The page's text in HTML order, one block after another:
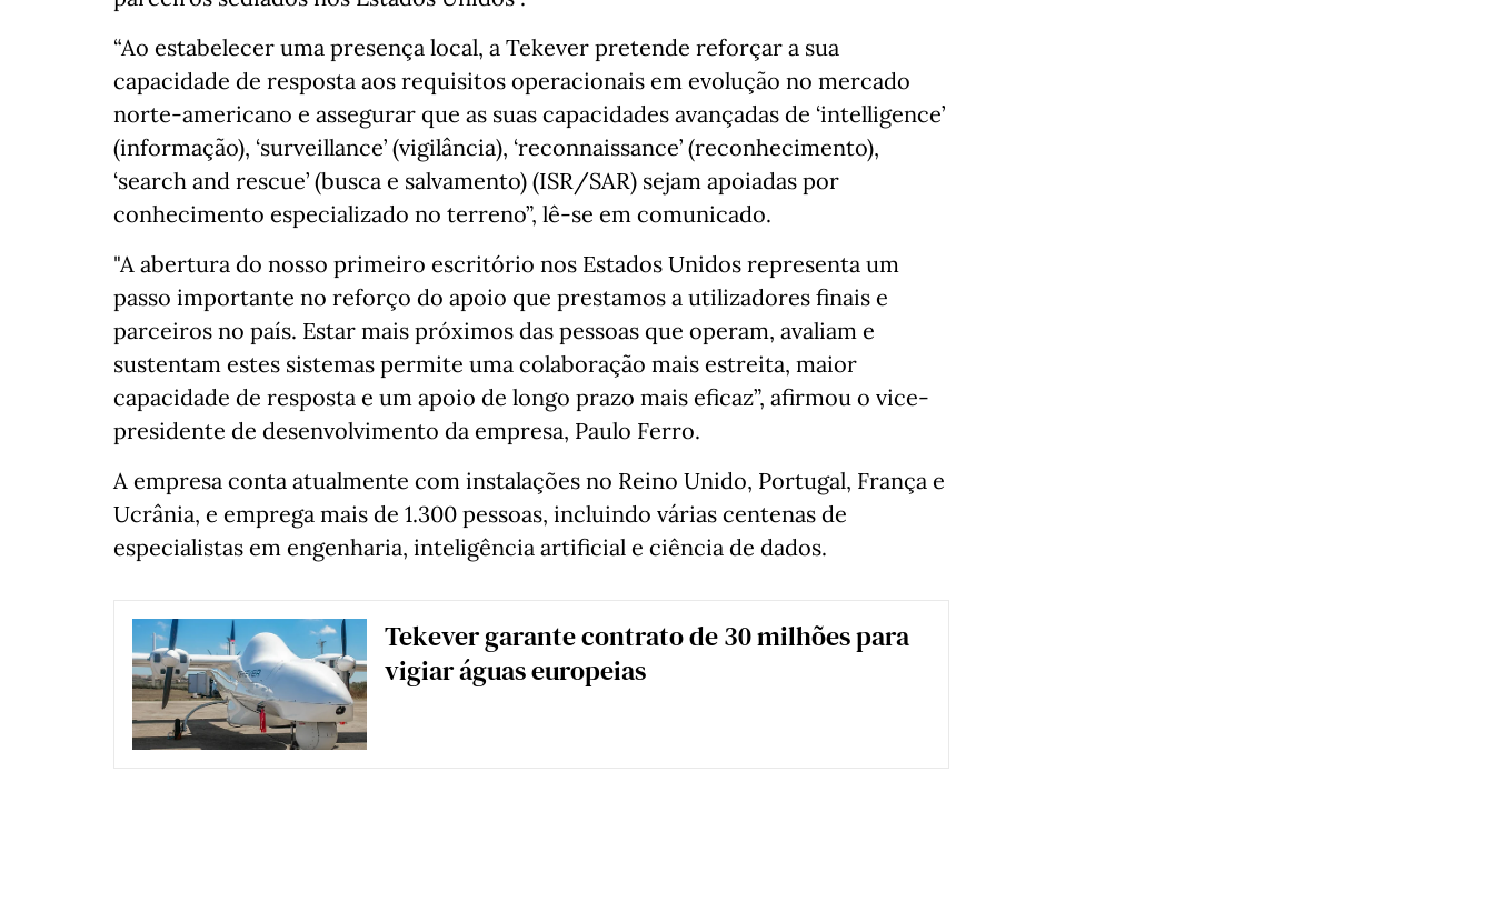
“Ao estabelecer uma presença local, a Tekever pretende reforçar a sua
capacidade de resposta aos requisitos operacionais em evolução no mercado
norte-americano e assegurar que as suas capacidades avançadas de ‘intelligence’
(informação), ‘surveillance’ (vigilância), ‘reconnaissance’ (reconhecimento),
‘search and rescue’ (busca e salvamento) (ISR/SAR) sejam apoiadas por
conhecimento especializado no terreno”, lê-se em comunicado.
"A abertura do nosso primeiro escritório nos Estados Unidos representa um
passo importante no reforço do apoio que prestamos a utilizadores finais e
parceiros no país. Estar mais próximos das pessoas que operam, avaliam e
sustentam estes sistemas permite uma colaboração mais estreita, maior
capacidade de resposta e um apoio de longo prazo mais eficaz”, afirmou o vice-
presidente de desenvolvimento da empresa, Paulo Ferro.
A empresa conta atualmente com instalações no Reino Unido, Portugal, França e
Ucrânia, e emprega mais de 1.300 pessoas, incluindo várias centenas de
especialistas em engenharia, inteligência artificial e ciência de dados.
Tekever garante contrato de 30 milhões para
vigiar águas europeias